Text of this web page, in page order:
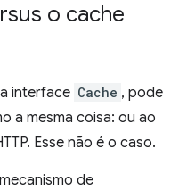
o cache
interface Cache , pode
a mesma coisa: ou ao
Esse não é o caso.
de